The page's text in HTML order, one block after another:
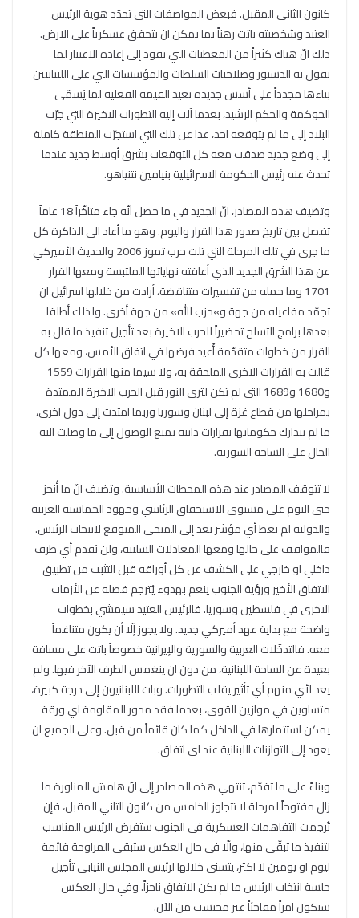
كانون الثاني المقبل. فبعض المواصفات التي تحدّد هوية الرئيس
العتيد وشخصيته باتت رهناً بما يمكن ان يتحقق عسكرياً على الارض.
ذلك انّ هناك كثيراً من المعطيات التي تقود إلى إعادة الاعتبار لما
يقول به الدستور وصلاحيات السلطات والمؤسسات التي على اللبنانيين
بناءها مجدداً على أسس جديدة تعيد القيمة الفعلية لما يُسمّى
الحوكمة والحكم الرشيد، بعدما آلت إليه التطورات الاخيرة التي جرّت
البلاد إلى ما لم يتوقعه احد، عدا عن تلك التي استجرّت المنطقة كاملة
إلى وضع جديد صدقت معه كل التوقعات بشرق أوسط جديد عندما
تحدث عنه رئيس الحكومة الاسرائيلية بنيامين نتنياهو.
وتضيف هذه المصادر، انّ الجديد في ما حصل انّه جاء متاخّراً 18 عاماً
تفصل بين تاريخ صدور هذا القرار واليوم. وهو ما أعاد الى الذاكرة كل
ما جرى في تلك المرحلة التي تلت حرب تموز 2006 والحديث الأميركي
عن هذا الشرق الجديد الذي أعاقته نهاياتها الملتبسة ومعها القرار
1701 وما حمله من تفسيرات متناقضة، أرادت من خلالها اسرائيل ان
تجمّد مفاعيله من جهة و»حزب الله» من جهة أخرى. ولذلك أطلقا
بعدها برامج التسلح تحضيراً للحرب الاخيرة بعد تأجيل تنفيذ ما قال به
القرار من خطوات متقدّمة أُعيد فرضها في اتفاق الأمس، ومعها كل
قالت به القرارات الاخرى الملحقة به، ولا سيما منها القرارات 1559
و1680 و1689 التي لم تكن لترى النور قبل الحرب الاخيرة الممتدة
بمراحلها من قطاع غزة إلى لبنان وسوريا وربما امتدت إلى دول اخرى،
ما لم تتدارك حكوماتها بقرارات ذاتية تمنع الوصول إلى ما وصلت اليه
الحال على الساحة السورية.
لا تتوقف المصادر عند هذه المحطات الأساسية. وتضيف انّ ما أُنجز
حتى اليوم على مستوى الاستحقاق الرئاسي وجهود الخماسية العربية
والدولية لم يعط أي مؤشر بَعد إلى المنحى المتوقع لانتخاب الرئيس.
فالمواقف على حالها ومعها المعادلات السلبية، ولن يُقدم أي طرف
داخلي او خارجي على الكشف عن كل أوراقه قبل التثبت من تطبيق
الاتفاق الأخير ورؤية الجنوب ينعم بهدوء يُترجم فصله عن الأزمات
الاخرى في فلسطين وسوريا. فالرئيس العتيد سيمشي بخطوات
واضحة مع بداية عهد أميركي جديد. ولا يجوز إلّا أن يكون متناغماً
معه. فالتدخّلات العربية والسورية والإيرانية خصوصاً باتت على مسافة
بعيدة عن الساحة اللبنانية، من دون ان ينغمس الطرف الآخر فيها. ولم
يعد لأي منهم أي تأثير يقلب التطورات. وبات اللبنانيون إلى درجة كبيرة،
متساوين في موازين القوى، بعدما فَقَد محور المقاومة اي ورقة
يمكن استثمارها في الداخل كما كان قائماً من قبل. وعلى الجميع ان
يعود إلى التوازنات اللبنانية عند اي اتفاق.
وبناءً على ما تقدّم، تنتهي هذه المصادر إلى انّ هامش المناورة ما
زال مفتوحاً لمرحلة لا تتجاوز الخامس من كانون الثاني المقبل، فإن
تُرجمت التفاهمات العسكرية في الجنوب ستفرض الرئيس المناسب
لتنفيذ ما تبقّى منها، والّا في حال العكس ستبقى المراوحة قائمة
ليوم او يومين لا اكثر، يتسنى خلالها لرئيس المجلس النيابي تأجيل
جلسة انتخاب الرئيس ما لم يكن الاتفاق ناجزاً. وفي حال العكس
سيكون امراً مفاجئاً غير محتسب من الآن.